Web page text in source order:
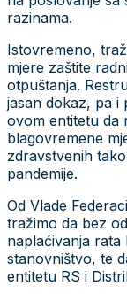
razinama.
Istovremeno,
mjere zaštite
otpuštanja.
jasan dokaz, pa i
ovom entitetu da
blagovremene
zdravstvenih
pandemije.
Od Vlade
tražimo da bez
naplaćivanja
stanovništvo, te
entitetu RS i